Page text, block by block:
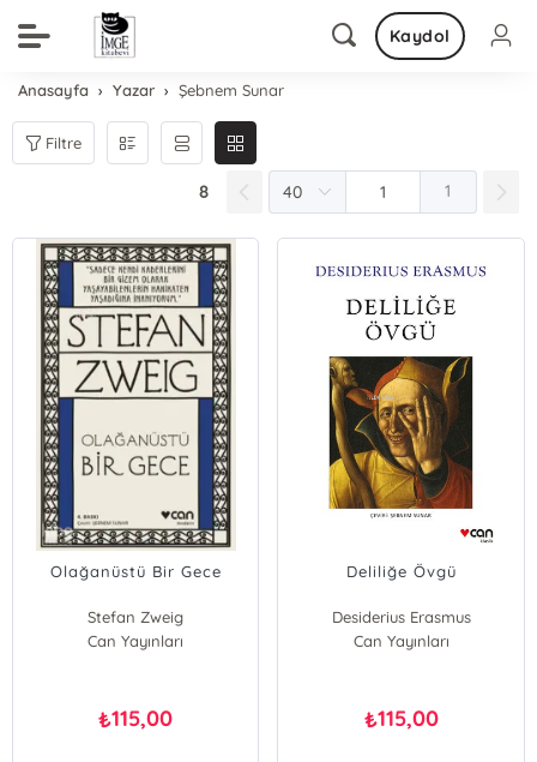
Kaydol
Anasayfa Yazar Şebnem Sunar
Filtre
8 1
Olağanüstü Bir Gece
Stefan Zweig
Can Yayınları
₺115,00
Deliliğe Övgü
Desiderius Erasmus
Can Yayınları
₺115,00